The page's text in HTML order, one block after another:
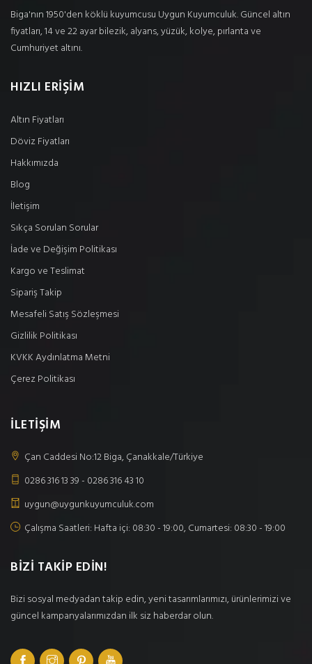
Biga'nın 1950'den köklü kuyumcusu Uygun Kuyumculuk. Güncel altın
fiyatları, 14 ve 22 ayar bilezik, alyans, yüzük, kolye, pırlanta ve
Cumhuriyet altını.
HIZLI ERİŞİM
Altın Fiyatları
Döviz Fiyatları
Hakkımızda
Blog
İletişim
Sıkça Sorulan Sorular
İade ve Değişim Politikası
Kargo ve Teslimat
Sipariş Takip
Mesafeli Satış Sözleşmesi
Gizlilik Politikası
KVKK Aydınlatma Metni
Çerez Politikası
İLETİŞİM
Çan Caddesi No:12 Biga, Çanakkale/Türkiye
0286 316 13 39 - 0286 316 43 10
uygun@uygunkuyumculuk.com
Çalışma Saatleri: Hafta içi: 08:30 - 19:00, Cumartesi: 08:30 - 19:00
BİZİ TAKİP EDİN!
Bizi sosyal medyadan takip edin, yeni tasarımlarımızı, ürünlerimizi ve
güncel kampanyalarımızdan ilk siz haberdar olun.